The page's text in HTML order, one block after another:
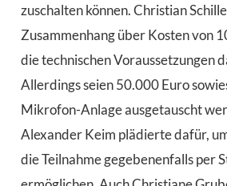
zuschalten können. Christian
Zusammenhang über Kosten von
die technischen Voraussetzungen
Allerdings seien 50.000 Euro
Mikrofon-Anlage ausgetauscht
Alexander Keim plädierte dafür,
die Teilnahme gegebenenfalls per